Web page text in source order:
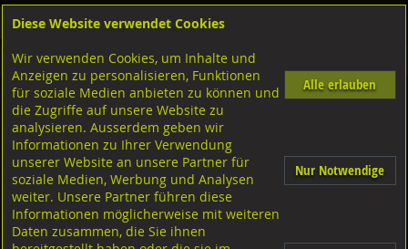
Shop Distanzplatten-Brandschutz-KunststoffteileU-Kunststoffplatten steckbar VARIO180
VARIO180 farbig
Abmessung: 30x45 Abmessung: 45x60
Diese Website verwendet Cookies
Wir verwenden Cookies, um Inhalte und
Anzeigen zu personalisieren, Funktionen
für soziale Medien anbieten zu können und
die Zugriffe auf unsere Website zu
analysieren. Ausserdem geben wir
Informationen zu Ihrer Verwendung
unserer Website an unsere Partner für
soziale Medien, Werbung und Analysen
weiter. Unsere Partner führen diese
Informationen möglicherweise mit weiteren
Daten zusammen, die Sie ihnen
Alle erlauben
Nur Notwendige